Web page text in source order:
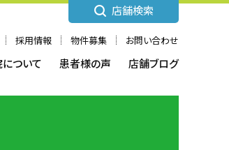
採用情報 物件募集 お問い合わせ
について 患者様の声 店舗ブログ
店舗検索